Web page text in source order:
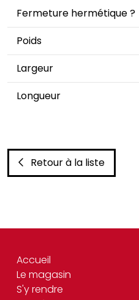
Fermeture hermétique ?
Poids
Largeur
Longueur
Retour à la liste
Accueil
Le magasin
S'y rendre